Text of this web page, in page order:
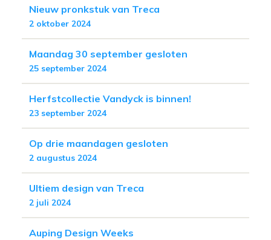
Nieuw pronkstuk van Treca
2 oktober 2024
Maandag 30 september gesloten
25 september 2024
Herfstcollectie Vandyck is binnen!
23 september 2024
Op drie maandagen gesloten
2 augustus 2024
Ultiem design van Treca
2 juli 2024
Auping Design Weeks